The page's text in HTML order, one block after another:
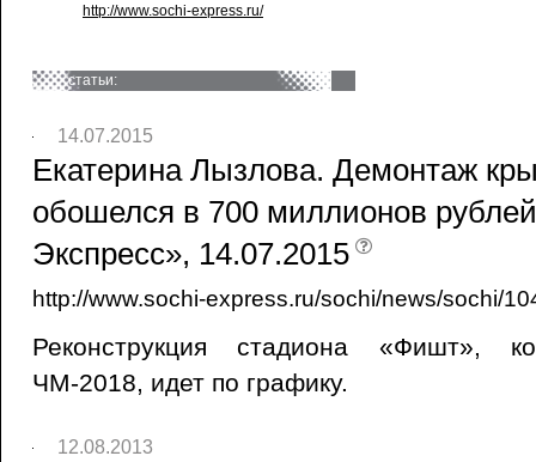
http://www.sochi-express.ru/
статьи:
14.07.2015
Екатерина Лызлова. Демонтаж
обошелся в 700 миллионов
Экспресс», 14.07.2015
http://www.sochi-express.ru/sochi/news/sochi/
Реконструкция стадиона «Фишт»,
ЧМ-2018, идет по графику.
12.08.2013